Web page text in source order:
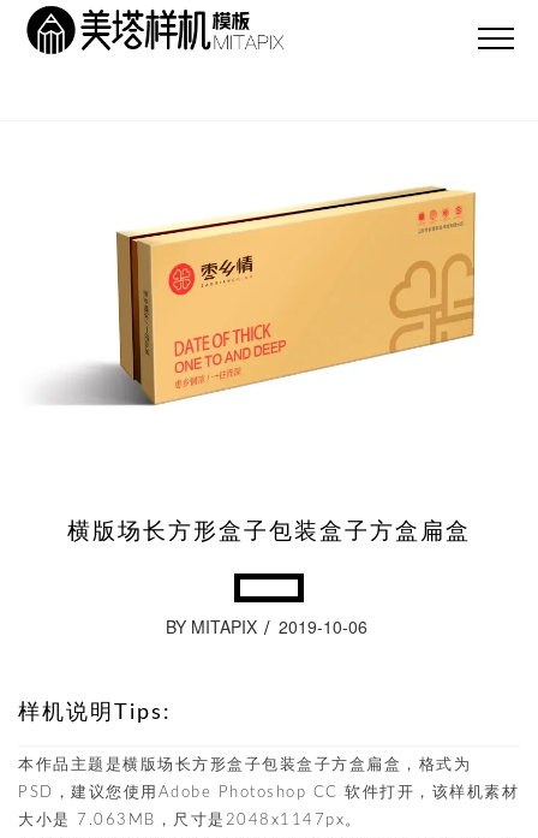
横版场长方形盒子包装盒子方盒扁盒
BY MITAPIX 2019-10-06
样机说明Tips:
本作品主题是横版场长方形盒子包装盒子方盒扁盒，格式为
PSD，建议您使用Adobe Photoshop CC 软件打开，该样机素材
大小是 7.063MB，尺寸是2048x1147px。